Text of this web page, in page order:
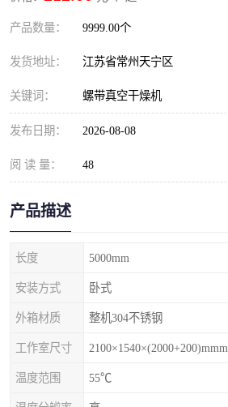
产品数量： 9999.00个
发货地址： 江苏省常州天宁区
关键词： 螺带真空干燥机
发布日期： 2026-08-08
阅 读 量： 48
产品描述
长度 5000mm
安装方式 卧式
外箱材质 整机304不锈钢
工作室尺寸 2100×1540×(2000+200)mmm
温度范围 55℃